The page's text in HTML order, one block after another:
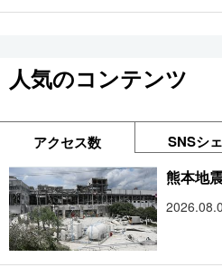
人気のコンテンツ
アクセス数 SNSシ
熊本地